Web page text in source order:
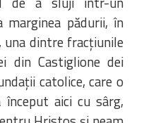
pădurii, în
una dintre fracţiunile
din Castiglione dei
catolice, care o
aici cu sârg,